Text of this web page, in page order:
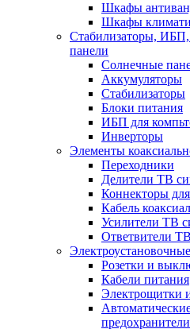
Шкафы
Шкафы
Стабилизаторы,
панели
Солнечные
Аккумуляторы
Стабилизаторы
Блоки питания
ИБП для
Инверторы
Элементы
Переходники
Делители ТВ
Коннекторы для
Кабель
Усилители ТВ
Ответвители
Розетки и
Кабели питания
Электрощитки